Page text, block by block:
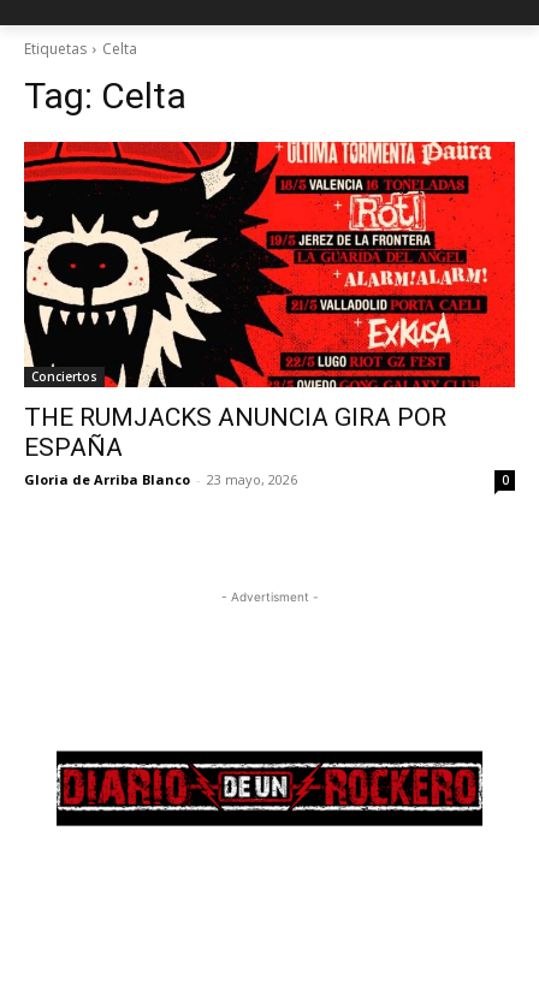
Etiquetas Celta
Tag: Celta
Conciertos
THE RUMJACKS ANUNCIA GIRA POR
ESPAÑA
Gloria de Arriba Blanco - 23 mayo, 2026 0
- Advertisment -